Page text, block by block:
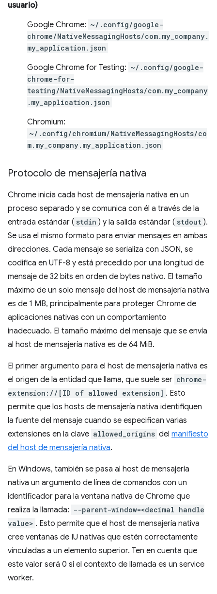
usuario)
Google Chrome: ~/.config/google-
chrome/NativeMessagingHosts/com.my_company.
my_application.json
Google Chrome for Testing: ~/.config/google-
chrome-for-
testing/NativeMessagingHosts/com.my_company
.my_application.json
Chromium:
~/.config/chromium/NativeMessagingHosts/co
m.my_company.my_application.json
Protocolo de mensajería nativa
Chrome inicia cada host de mensajería nativa en un
proceso separado y se comunica con él a través de la
entrada estándar ( stdin ) y la salida estándar ( stdout ).
Se usa el mismo formato para enviar mensajes en ambas
direcciones. Cada mensaje se serializa con JSON, se
codifica en UTF-8 y está precedido por una longitud de
mensaje de 32 bits en orden de bytes nativo. El tamaño
máximo de un solo mensaje del host de mensajería nativa
es de 1 MB, principalmente para proteger Chrome de
aplicaciones nativas con un comportamiento
inadecuado. El tamaño máximo del mensaje que se envía
al host de mensajería nativa es de 64 MiB.
El primer argumento para el host de mensajería nativa es
el origen de la entidad que llama, que suele ser chrome-
extension://[ID of allowed extension] . Esto
permite que los hosts de mensajería nativa identifiquen
la fuente del mensaje cuando se especifican varias
extensiones en la clave allowed_origins del manifiesto
del host de mensajería nativa.
En Windows, también se pasa al host de mensajería
nativa un argumento de línea de comandos con un
identificador para la ventana nativa de Chrome que
realiza la llamada: --parent-window=<decimal handle
value> . Esto permite que el host de mensajería nativa
cree ventanas de IU nativas que estén correctamente
vinculadas a un elemento superior. Ten en cuenta que
este valor será 0 si el contexto de llamada es un service
worker.